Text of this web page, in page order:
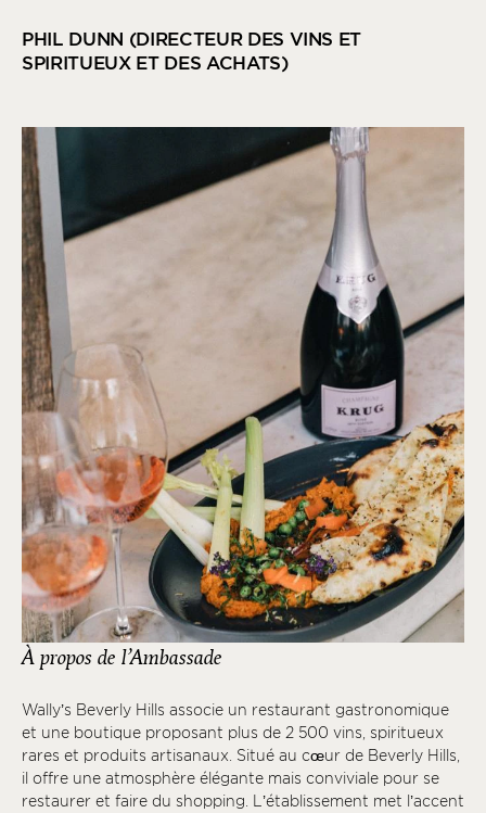
PHIL DUNN (DIRECTEUR DES VINS ET
SPIRITUEUX ET DES ACHATS)
À propos de l’Ambassade
Wally’s Beverly Hills associe un restaurant gastronomique
et une boutique proposant plus de 2 500 vins, spiritueux
rares et produits artisanaux. Situé au cœur de Beverly Hills,
il offre une atmosphère élégante mais conviviale pour se
restaurer et faire du shopping. L’établissement met l’accent